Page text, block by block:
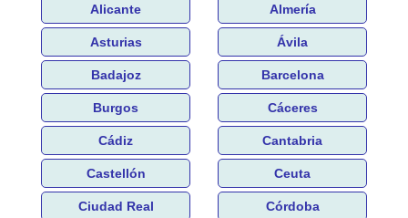
Alicante Almería
Asturias Ávila
Badajoz Barcelona
Burgos Cáceres
Cádiz Cantabria
Castellón Ceuta
Ciudad Real Córdoba